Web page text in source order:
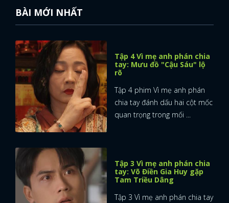
BÀI MỚI NHẤT
Tập 4 Vì mẹ anh phán chia
tay: Mưu đồ "Cậu Sáu" lộ
rõ
Tập 4 phim Vì mẹ anh phán
chia tay đánh dấu hai cột mốc
quan trọng trong mối ...
Tập 3 Vì mẹ anh phán chia
tay: Võ Điền Gia Huy gặp
Tam Triều Dâng
Tập 3 Vì mẹ anh phán chia tay